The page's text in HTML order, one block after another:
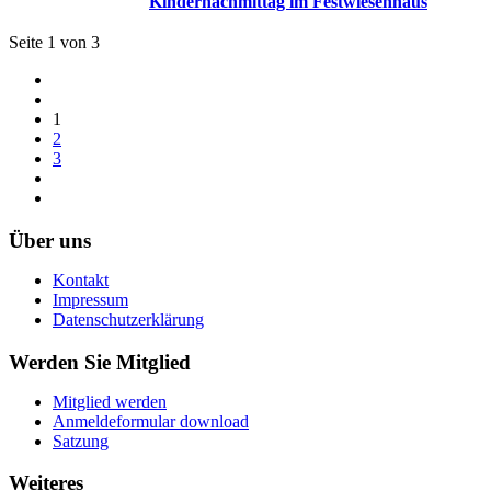
Seite 1 von 3
1
2
3
Über uns
Kontakt
Impressum
Datenschutzerklärung
Werden Sie Mitglied
Mitglied werden
Anmeldeformular download
Satzung
Weiteres